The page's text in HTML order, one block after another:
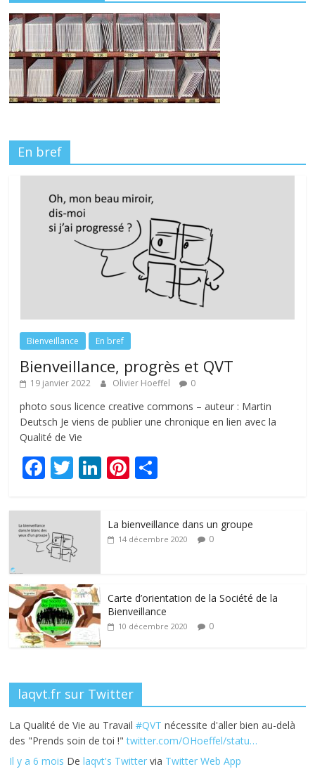
En bref
Bienveillance En bref
Bienveillance, progrès et QVT
19 janvier 2022 Olivier Hoeffel 0
photo sous licence creative commons – auteur : Martin
Deutsch Je viens de publier une chronique en lien avec la
Qualité de Vie
F
e
b
o
o
k
T
itt
er
Li
e
Pi
e g
La bienveillance dans un groupe
14 décembre 2020 0
Carte d’orientation de la Société de la
Bienveillance
10 décembre 2020 0
laqvt.fr sur Twitter
La Qualité de Vie au Travail#QVT nécessite d'aller bien au-delà
des "Prends soin de toi !"twitter.com/OHoeffel/statu…
Il y a 6 mois Delaqvt's Twitter via Twitter Web App